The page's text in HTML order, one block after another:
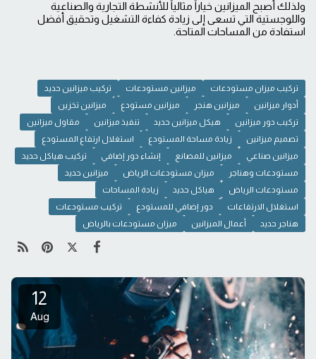
ولذلك أصبح الميزانين خياراً مثالياً للأنشطة التجارية والصناعية
واللوجستية التي تسعى إلى زيادة كفاءة التشغيل وتحقيق أفضل
استفادة من المساحات المتاحة.
تركيب ميزان مستودعات ميزانين مستودعات
تركيب ميزانين حديد
أدوار ميزانين
ميزانين هنجر ميزانين مستودع
ميزانين تخزين
تركيب دور ميزانين
هيكل ميزانين حديد تنفيذ ميزانين
مقاول ميزانين
تصميم ميزانين
زيادة مساحة المستودع
استغلال ارتفاع المستودع
ميزانين صناعي
ميزانين للمصانع إنشاء دور إضافي
تركيب هياكل حديد
مستودعات وهناجر
ميزان مستودعات الرياض
ميزانين حديد
مستودعات الرياض
هياكل حديد
زيادة المساحات
استغلال الارتفاعات
دور إضافي للمستودع
تركيب مستودعات
هناجر حديد
أعمال الميزانين ميزان مستودعات بالرياض
12
Aug